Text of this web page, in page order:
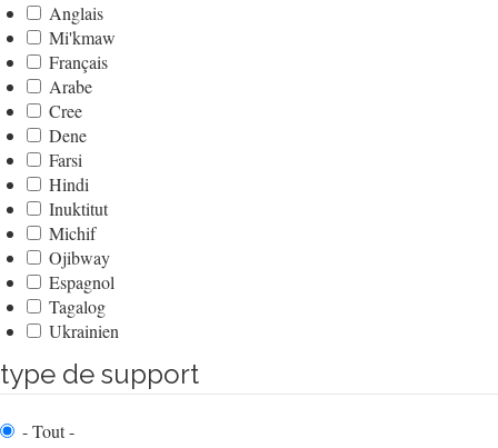
Anglais
Mi'kmaw
Français
Arabe
Cree
Dene
Farsi
Hindi
Inuktitut
Michif
Ojibway
Espagnol
Tagalog
Ukrainien
type de support
- Tout -